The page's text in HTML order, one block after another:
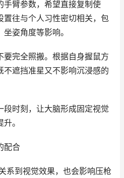
手臂参数，希望直接复制使
置往与个人习性密切相关，包
姿角度等影响。
要完全照搬。根据自身握鼠方
遮挡准星又不影响沉浸感的
段时刻，让大脑形成固定视觉
。
配合
系到视觉效果，也会影响压枪